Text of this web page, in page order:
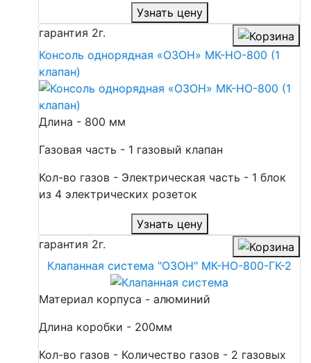
Узнать цену
гарантия 2г.
Консоль однорядная «ОЗОН» МК-НО-800 (1
клапан)
Длина - 800 мм
Газовая часть - 1 газовый клапан
Кол-во газов - Электрическая часть - 1 блок
из 4 электрических розеток
Узнать цену
гарантия 2г.
Клапанная система "ОЗОН" МК-НО-800-ГК-2
Материал корпуса - алюминий
Длина коробки - 200мм
Кол-во газов - Количество газов - 2 газовых